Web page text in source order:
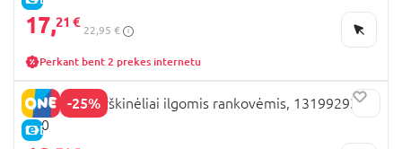
17,21 €
22,95 €
Perkant bent 2 prekes internetu
-25%
E-KAINA
NAME IT marškinėliai ilgomis rankovėmis, 13199293
110